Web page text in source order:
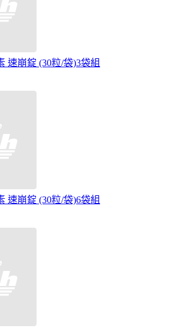
速崩錠 (30粒/袋)3袋組
速崩錠 (30粒/袋)6袋組